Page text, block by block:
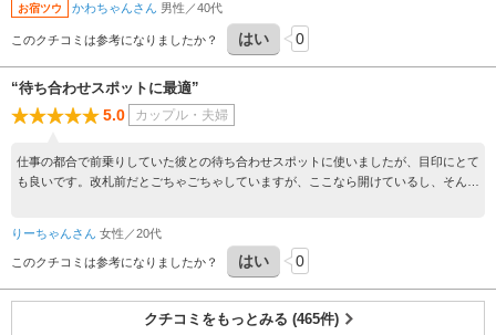
お宿ツウ かわちゃんさん 男性／40代
このクチコミは参考になりましたか？ はい 0
“待ち合わせスポットに最適”
5.0 カップル・夫婦
仕事の都合で前乗りしていた彼との待ち合わせスポットに使いましたが、目印にとて
も良いです。改札前だとごちゃごちゃしていますが、ここなら開けているし、そんな
りーちゃんさん 女性／20代
このクチコミは参考になりましたか？ はい 0
クチコミをもっとみる (465件)